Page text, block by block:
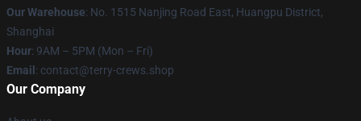
Our Warehouse: No. 1515 Nanjing Road East, Huangpu District,
Shanghai
Hour: 9AM – 5PM (Mon – Fri)
Email : contact@terry-crews.shop
Our Company